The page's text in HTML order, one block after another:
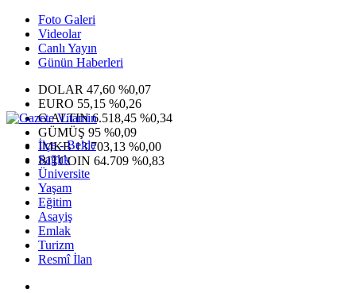
Foto Galeri
Videolar
Canlı Yayın
Günün Haberleri
DOLAR 47,60 %0,07
EURO 55,15 %0,26
G.ALTIN6.518,45 %0,34
GÜMÜŞ 95 %0,09
IMKB13.703,13 %0,00
BITCOIN 64.709 %0,83
İlçe - Belde
Sağlık
Üniversite
Yaşam
Eğitim
Asayiş
Emlak
Turizm
Resmî İlan